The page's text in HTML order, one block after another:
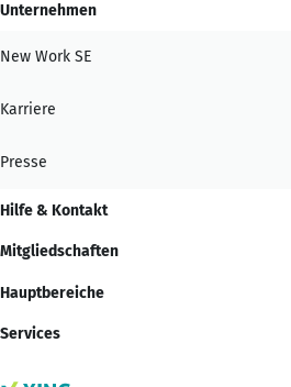
Unternehmen
New Work SE
Karriere
Presse
Hilfe & Kontakt
Mitgliedschaften
Hauptbereiche
Services